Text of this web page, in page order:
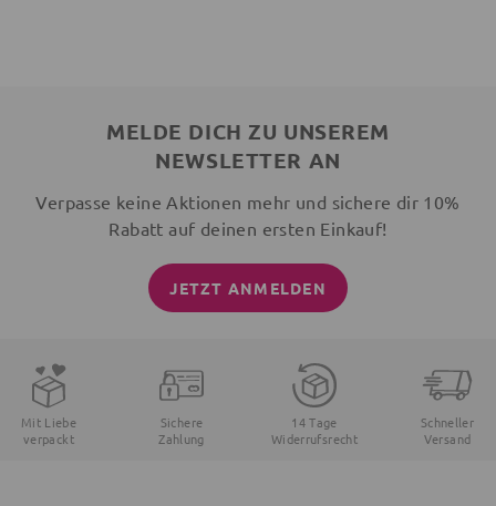
MELDE DICH ZU UNSEREM
NEWSLETTER AN
Verpasse keine Aktionen mehr und sichere dir 10%
Rabatt auf deinen ersten Einkauf!
JETZT ANMELDEN
Mit Liebe
verpackt
Sichere
Zahlung
14 Tage
Widerrufsrecht
Schneller
Versand